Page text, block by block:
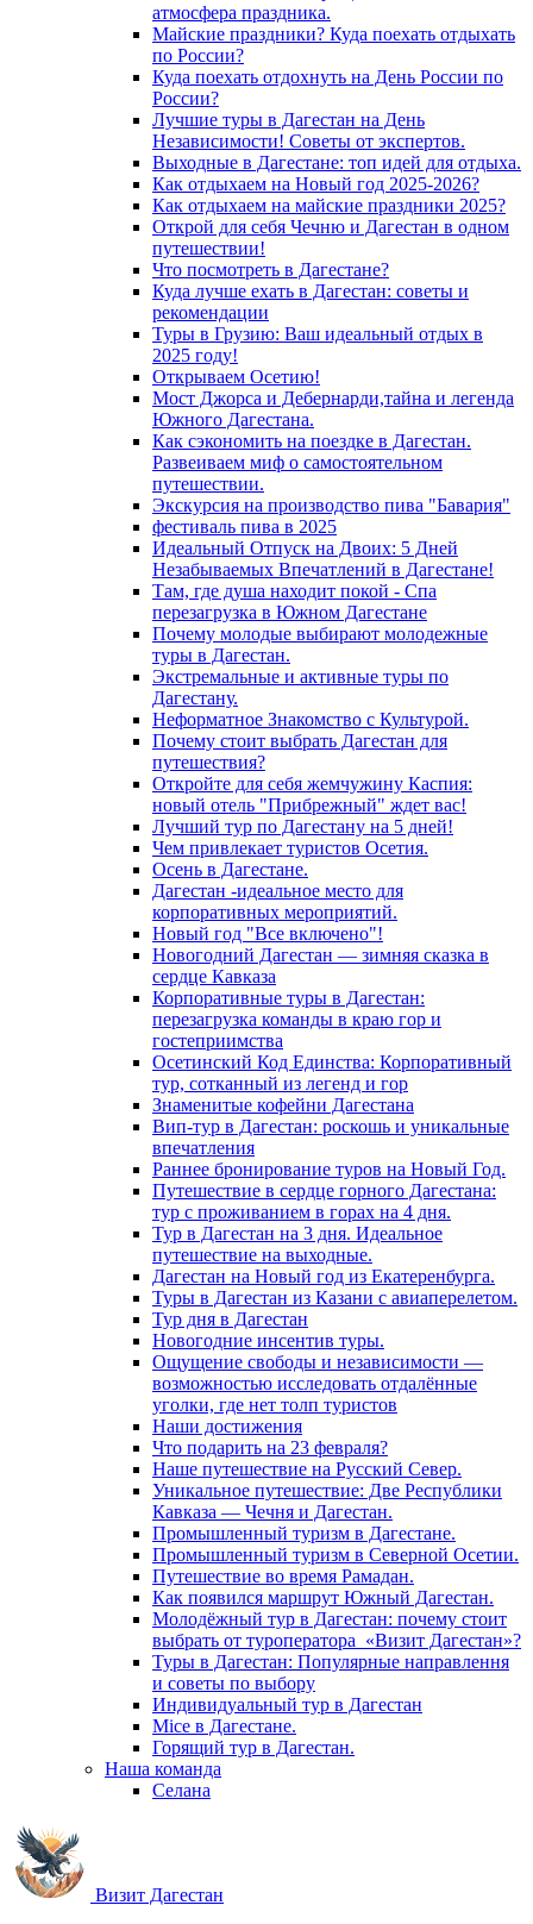
атмосфера праздника.
Майские праздники? Куда поехать отдыхать
по России?
Куда поехать отдохнуть на День России по
России?
Лучшие туры в Дагестан на День
Независимости! Советы от экспертов.
Выходные в Дагестане: топ идей для отдыха.
Как отдыхаем на Новый год 2025-2026?
Как отдыхаем на майские праздники 2025?
Открой для себя Чечню и Дагестан в одном
путешествии!
Что посмотреть в Дагестане?
Куда лучше ехать в Дагестан: советы и
рекомендации
Туры в Грузию: Ваш идеальный отдых в
2025 году!
Открываем Осетию!
Мост Джорса и Дебернарди,тайна и легенда
Южного Дагестана.
Как сэкономить на поездке в Дагестан.
Развеиваем миф о самостоятельном
путешествии.
Экскурсия на производство пива "Бавария"
фестиваль пива в 2025
Идеальный Отпуск на Двоих: 5 Дней
Незабываемых Впечатлений в Дагестане!
Там, где душа находит покой - Спа
перезагрузка в Южном Дагестане
Почему молодые выбирают молодежные
туры в Дагестан.
Экстремальные и активные туры по
Дагестану.
Неформатное Знакомство с Культурой.
Почему стоит выбрать Дагестан для
путешествия?
Откройте для себя жемчужину Каспия:
новый отель "Прибрежный" ждет вас!
Лучший тур по Дагестану на 5 дней!
Чем привлекает туристов Осетия.
Осень в Дагестане.
Дагестан -идеальное место для
корпоративных мероприятий.
Новый год "Все включено"!
Новогодний Дагестан — зимняя сказка в
сердце Кавказа
Корпоративные туры в Дагестан:
перезагрузка команды в краю гор и
гостеприимства
Осетинский Код Единства: Корпоративный
тур, сотканный из легенд и гор
Знаменитые кофейни Дагестана
Вип-тур в Дагестан: роскошь и уникальные
впечатления
Раннее бронирование туров на Новый Год.
Путешествие в сердце горного Дагестана:
тур с проживанием в горах на 4 дня.
Тур в Дагестан на 3 дня. Идеальное
путешествие на выходные.
Дагестан на Новый год из Екатеренбурга.
Туры в Дагестан из Казани с авиаперелетом.
Тур дня в Дагестан
Новогодние инсентив туры.
Ощущение свободы и независимости —
возможностью исследовать отдалённые
уголки, где нет толп туристов
Наши достижения
Что подарить на 23 февраля?
Наше путешествие на Русский Север.
Уникальное путешествие: Две Республики
Кавказа — Чечня и Дагестан.
Промышленный туризм в Дагестане.
Промышленный туризм в Северной Осетии.
Путешествие во время Рамадан.
Как появился маршрут Южный Дагестан.
Молодёжный тур в Дагестан: почему стоит
выбрать от туроператора «Визит Дагестан»?
Туры в Дагестан: Популярные направлення
и советы по выбору
Индивидуальный тур в Дагестан
Mice в Дагестане.
Горящий тур в Дагестан.
Наша команда
Селана
Визит Дагестан